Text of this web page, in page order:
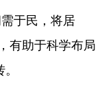
于民，将居
有助于科学布局